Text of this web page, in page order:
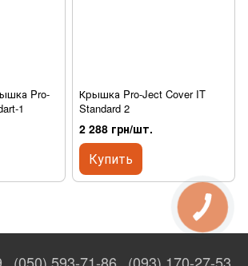
Pro-
1
Крышка Pro-Ject Cover IT
Standard 2
2 288 грн/шт.
Купить